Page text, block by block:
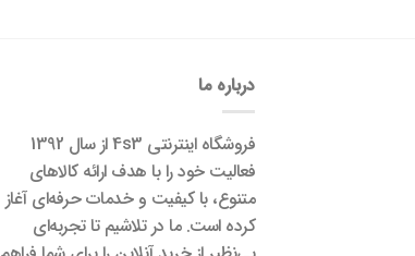
درباره ما
فروشگاه اینترنتی 4s3 از سال 1392
فعالیت خود را با هدف ارائه کالاهای
متنوع، با کیفیت و خدمات حرفه‌ای آغاز
کرده است. ما در تلاشیم تا تجربه‌ای